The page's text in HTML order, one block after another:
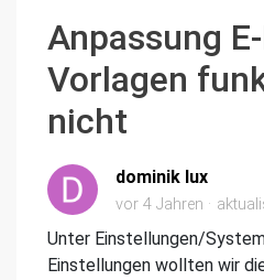
Anpassung
Vorlagen
nicht
dominik lux
vor 4 Jahren
Unter Einstellungen/
Einstellungen wollten wir